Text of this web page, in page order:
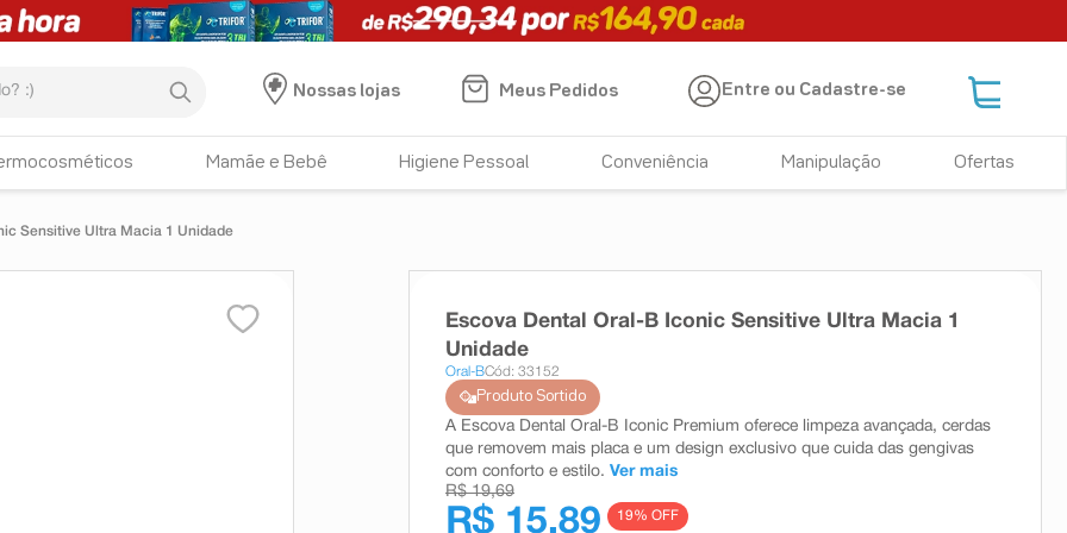
Nossas lojas
Meus Pedidos Entre ou Cadastre-se
Mamãe e Bebê Higiene Pessoal Conveniência Manipulação Ofertas
Sensitive Ultra Macia 1 Unidade
Escova Dental Oral-B Iconic Sensitive Ultra Macia 1
Unidade
Oral-BCód: 33152
Produto Sortido
A Escova Dental Oral-B Iconic Premium oferece limpeza avançada, cerdas
que removem mais placa e um design exclusivo que cuida das gengivas
com conforto e estilo. Ver mais
R$ 19,69
R$ 15,89 19% OFF